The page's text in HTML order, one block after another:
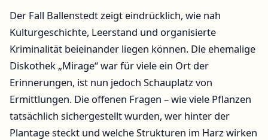
Der Fall Ballenstedt zeigt eindrücklich, wie nah
Kulturgeschichte, Leerstand und organisierte
Kriminalität beieinander liegen können. Die ehemalige
Diskothek „Mirage“ war für viele ein Ort der
Erinnerungen, ist nun jedoch Schauplatz von
Ermittlungen. Die offenen Fragen – wie viele Pflanzen
tatsächlich sichergestellt wurden, wer hinter der
Plantage steckt und welche Strukturen im Harz wirken